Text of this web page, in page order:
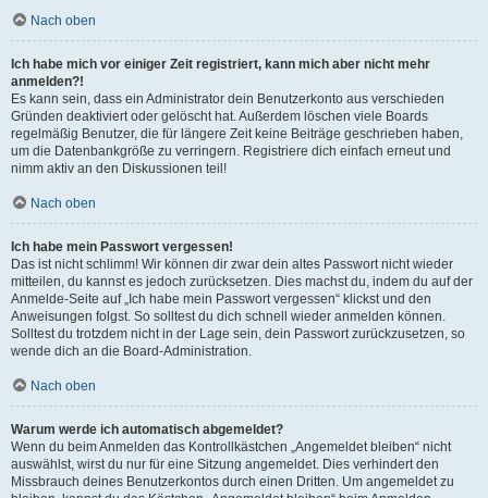
Nach oben
Ich habe mich vor einiger Zeit registriert, kann mich aber nicht mehr
anmelden?!
Es kann sein, dass ein Administrator dein Benutzerkonto aus verschieden
Gründen deaktiviert oder gelöscht hat. Außerdem löschen viele Boards
regelmäßig Benutzer, die für längere Zeit keine Beiträge geschrieben haben,
um die Datenbankgröße zu verringern. Registriere dich einfach erneut und
nimm aktiv an den Diskussionen teil!
Nach oben
Ich habe mein Passwort vergessen!
Das ist nicht schlimm! Wir können dir zwar dein altes Passwort nicht wieder
mitteilen, du kannst es jedoch zurücksetzen. Dies machst du, indem du auf der
Anmelde-Seite auf „Ich habe mein Passwort vergessen“ klickst und den
Anweisungen folgst. So solltest du dich schnell wieder anmelden können.
Solltest du trotzdem nicht in der Lage sein, dein Passwort zurückzusetzen, so
wende dich an die Board-Administration.
Nach oben
Warum werde ich automatisch abgemeldet?
Wenn du beim Anmelden das Kontrollkästchen „Angemeldet bleiben“ nicht
auswählst, wirst du nur für eine Sitzung angemeldet. Dies verhindert den
Missbrauch deines Benutzerkontos durch einen Dritten. Um angemeldet zu